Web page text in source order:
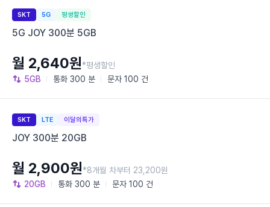
SKT 5G 평생할인
5G JOY 300분 5GB
5GB 통화 300 분 문자 100 건
월 2,640원*평생할인
SKT LTE 이달의특가
JOY 300분 20GB
20GB 통화 300 분 문자 100 건
월 2,900원*8개월 차부터 23,200원